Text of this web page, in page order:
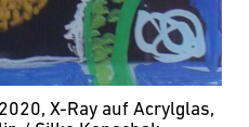
X-Ray auf Acrylglas,